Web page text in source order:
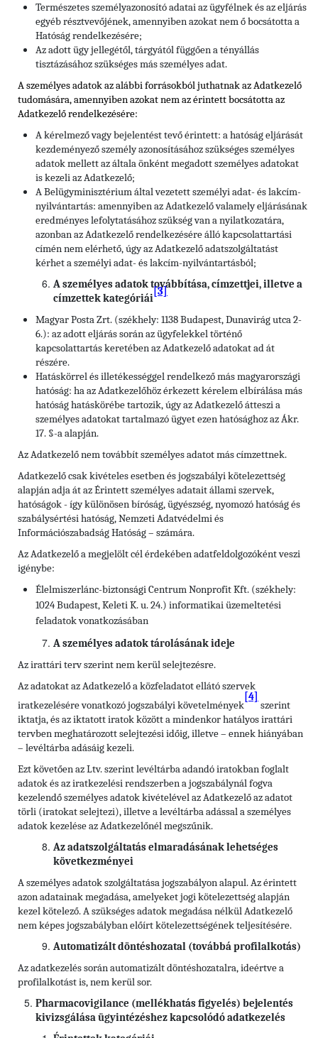
Természetes személyazonosító adatai az ügyfélnek és az eljárás
egyéb résztvevőjének, amennyiben azokat nem ő bocsátotta a
Hatóság rendelkezésére;
Az adott ügy jellegétől, tárgyától függően a tényállás
tisztázásához szükséges más személyes adat.
A személyes adatok az alábbi forrásokból juthatnak az Adatkezelő
tudomására, amennyiben azokat nem az érintett bocsátotta az
Adatkezelő rendelkezésére:
A kérelmező vagy bejelentést tevő érintett: a hatóság eljárását
kezdeményező személy azonosításához szükséges személyes
adatok mellett az általa önként megadott személyes adatokat
is kezeli az Adatkezelő;
A Belügyminisztérium által vezetett személyi adat- és lakcím-
nyilvántartás: amennyiben az Adatkezelő valamely eljárásának
eredményes lefolytatásához szükség van a nyilatkozatára,
azonban az Adatkezelő rendelkezésére álló kapcsolattartási
címén nem elérhető, úgy az Adatkezelő adatszolgáltatást
kérhet a személyi adat- és lakcím-nyilvántartásból;
A személyes adatok továbbítása, címzettjei, illetve a
címzettek kategóriái
[3]
Magyar Posta Zrt. (székhely: 1138 Budapest, Dunavirág utca 2-
6.): az adott eljárás során az ügyfelekkel történő
kapcsolattartás keretében az Adatkezelő adatokat ad át
részére.
Hatáskörrel és illetékességgel rendelkező más magyarországi
hatóság: ha az Adatkezelőhöz érkezett kérelem elbírálása más
hatóság hatáskörébe tartozik, úgy az Adatkezelő átteszi a
személyes adatokat tartalmazó ügyet ezen hatósághoz az Ákr.
17. §-a alapján.
Az Adatkezelő nem továbbít személyes adatot más címzettnek.
Adatkezelő csak kivételes esetben és jogszabályi kötelezettség
alapján adja át az Érintett személyes adatait állami szervek,
hatóságok - így különösen bíróság, ügyészség, nyomozó hatóság és
szabálysértési hatóság, Nemzeti Adatvédelmi és
Információszabadság Hatóság – számára.
Az Adatkezelő a megjelölt cél érdekében adatfeldolgozóként veszi
igénybe:
Élelmiszerlánc-biztonsági Centrum Nonprofit Kft. (székhely:
1024 Budapest, Keleti K. u. 24.) informatikai üzemeltetési
feladatok vonatkozásában
A személyes adatok tárolásának ideje
Az irattári terv szerint nem kerül selejtezésre.
Az adatokat az Adatkezelő a közfeladatot ellátó szervek
iratkezelésére vonatkozó jogszabályi követelmények
[4]
szerint
iktatja, és az iktatott iratok között a mindenkor hatályos irattári
tervben meghatározott selejtezési időig, illetve – ennek hiányában
– levéltárba adásáig kezeli.
Ezt követően az Ltv. szerint levéltárba adandó iratokban foglalt
adatok és az iratkezelési rendszerben a jogszabálynál fogva
kezelendő személyes adatok kivételével az Adatkezelő az adatot
törli (iratokat selejtezi), illetve a levéltárba adással a személyes
adatok kezelése az Adatkezelőnél megszűnik.
Az adatszolgáltatás elmaradásának lehetséges
következményei
A személyes adatok szolgáltatása jogszabályon alapul. Az érintett
azon adatainak megadása, amelyeket jogi kötelezettség alapján
kezel kötelező. A szükséges adatok megadása nélkül Adatkezelő
nem képes jogszabályban előírt kötelezettségének teljesítésére.
Automatizált döntéshozatal (továbbá profilalkotás)
Az adatkezelés során automatizált döntéshozatalra, ideértve a
profilalkotást is, nem kerül sor.
Pharmacovigilance (mellékhatás figyelés) bejelentés
kivizsgálása ügyintézéshez kapcsolódó adatkezelés